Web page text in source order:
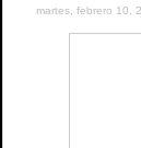
martes, febrero 10,